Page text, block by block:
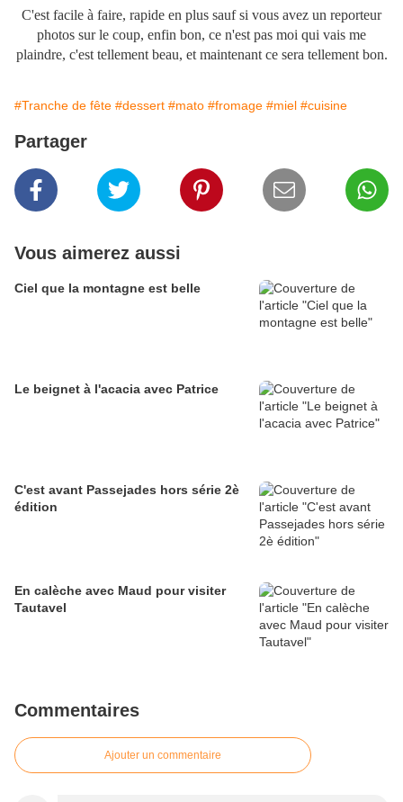
C'est facile à faire, rapide en plus sauf si vous avez un reporteur
photos sur le coup, enfin bon, ce n'est pas moi qui vais me
plaindre, c'est tellement beau, et maintenant ce sera tellement bon.
#Tranche de fête #dessert #mato #fromage #miel #cuisine
Partager
Vous aimerez aussi
Ciel que la montagne est belle
Le beignet à l'acacia avec Patrice
C'est avant Passejades hors série 2è
édition
En calèche avec Maud pour visiter
Tautavel
Commentaires
Ajouter un commentaire